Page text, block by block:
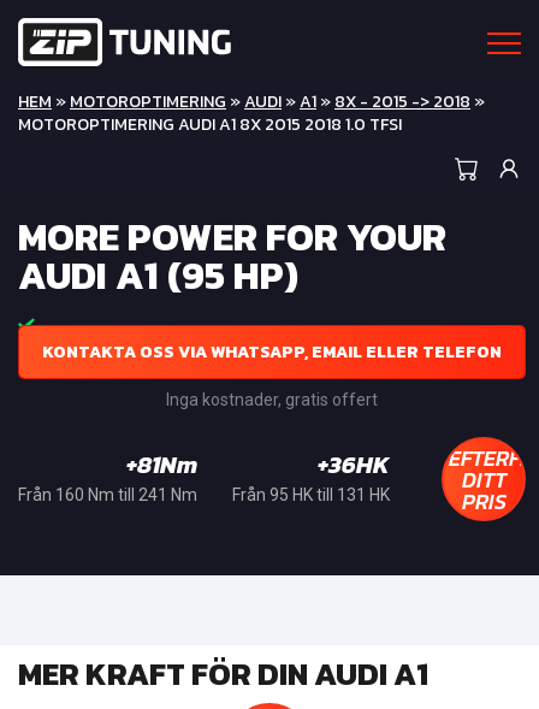
HEM »MOTOROPTIMERING »AUDI»A1»8X - 2015 -> 2018 »
MOTOROPTIMERING AUDI A1 8X 2015 2018 1.0 TFSI
MORE POWER FOR YOUR
AUDI A1 (95 HP)
KONTAKTA OSS VIA WHATSAPP, EMAIL ELLER TELEFON
Inga kostnader, gratis offert
+81Nm
Från 160 Nm till 241 Nm
+36HK
Från 95 HK till 131 HK DITT
PRIS
MER KRAFT FÖR DIN AUDI A1